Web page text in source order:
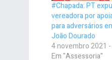
#Chapada: PT
vereadora por
para adversários
João Dourado
4 novembro 2021
Em "Assessoria"